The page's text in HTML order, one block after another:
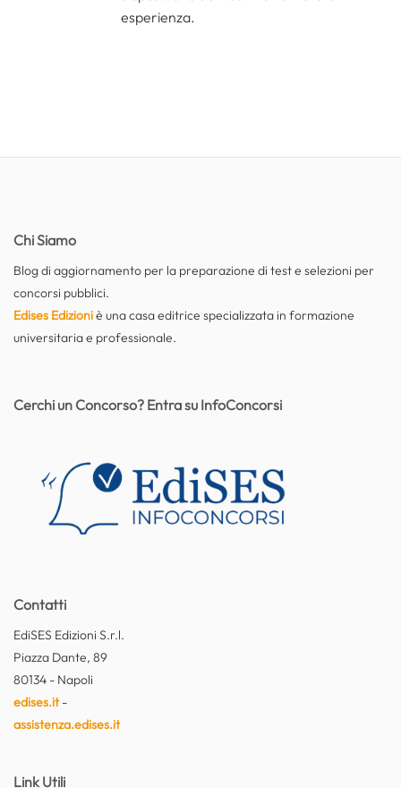
esperienza.
Chi Siamo
Blog di aggiornamento per la preparazione di test e selezioni per
concorsi pubblici.
Edises Edizioniè una casa editrice specializzata in formazione
universitaria e professionale.
Contatti
EdiSES Edizioni S.r.l.
Piazza Dante, 89
80134 - Napoli
edises.it-
assistenza.edises.it
Link Utili
Cerchi un Concorso? Entra su InfoConcorsi